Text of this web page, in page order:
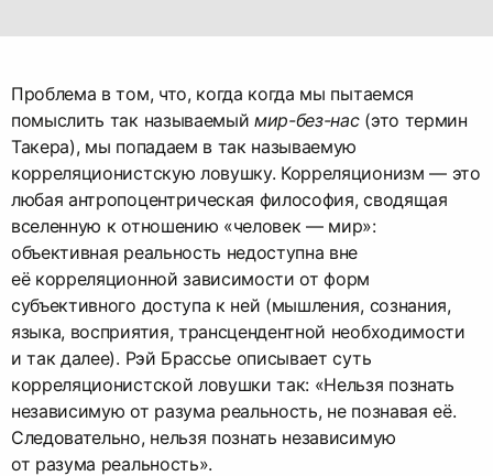
Проблема в том, что, когда когда мы пытаемся
помыслить так называемый мир-без-нас(это термин
Такера), мы попадаем в так называемую
корреляционистскую ловушку. Корреляционизм — это
любая антропоцентрическая философия, сводящая
вселенную к отношению «человек — мир»:
объективная реальность недоступна вне
её корреляционной зависимости от форм
субъективного доступа к ней (мышления, сознания,
языка, восприятия, трансцендентной необходимости
и так далее). Рэй Брассье описывает суть
корреляционистской ловушки так: «Нельзя познать
независимую от разума реальность, не познавая её.
Следовательно, нельзя познать независимую
от разума реальность».